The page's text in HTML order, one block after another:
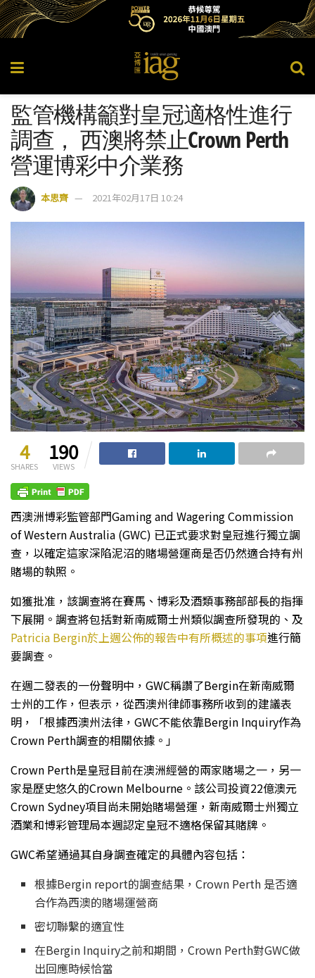
監管機構籲對皇冠適格性進行
調查， 西澳將禁止Crown Perth
營運博彩中介業務
本思齊 2021年02月17日 10:24
4
SHARES
190
VIEWS
西澳洲博彩監管部門Gaming and Wagering Commission
of Western Australia (GWC) 已正式要求對皇冠進行獨立調
查，以確定這家深陷泥沼的賭場營運商是否仍然適合持有州
賭場的執照。
如獲批准，該調查將在賽馬、博彩及酒類事務部部長的指揮
下展開。調查將包括對新南威爾士州類似調查所發現的、及
Patricia Bergin於上週公佈的報告中有所概述的事項進行簡
要調查。
在週二發表的一份聲明中，GWC稱讚了Bergin在新南威爾
士州的工作，但表示，從西澳州律師事務所收到的建議表
明，「根據西澳州法律，GWC不能依靠Bergin Inquiry作為
Crown Perth調查的相關依據。」
Crown Perth是皇冠目前在澳洲經營的兩家賭場之一，另一
家是歷史悠久的Crown Melbourne。該公司投資22億澳元
Crown Sydney項目尚未開始賭場營運，新南威爾士州獨立
酒業和博彩管理局本週認定皇冠不適格保留其賭牌。
GWC希望通過其自身調查確定的具體內容包括：
根據Bergin report的調查結果，Crown Perth 是否適
合作為西澳的賭場運營商
密切聯繫的適宜性
在Bergin Inquiry之前和期間，Crown Perth對GWC做
出回應時候恰當